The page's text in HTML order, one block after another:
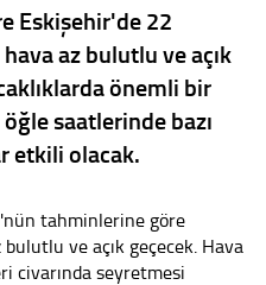
Eskişehir'de 22
az bulutlu ve açık
önemli bir
saatlerinde bazı
etkili olacak.
tahminlerine göre
ve açık geçecek. Hava
civarında seyretmesi